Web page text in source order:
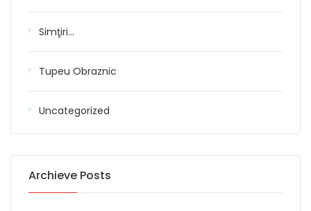
Simţiri…
Tupeu Obraznic
Uncategorized
Archieve Posts